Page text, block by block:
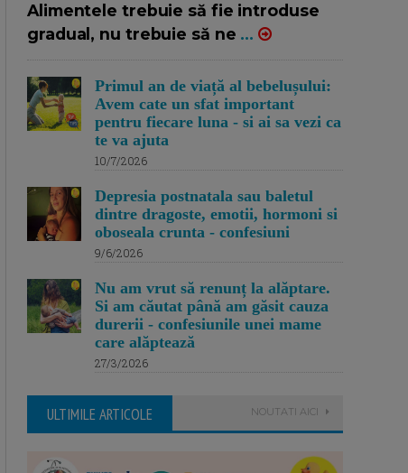
Alimentele trebuie să fie introduse
gradual, nu trebuie să ne ...
Primul an de viață al bebelușului:
Avem cate un sfat important
pentru fiecare luna - si ai sa vezi ca
te va ajuta
10/7/2026
Depresia postnatala sau baletul
dintre dragoste, emotii, hormoni si
oboseala crunta - confesiuni
9/6/2026
Nu am vrut să renunț la alăptare.
Si am căutat până am găsit cauza
durerii - confesiunile unei mame
care alăptează
27/3/2026
ULTIMILE ARTICOLE NOUTATI AICI